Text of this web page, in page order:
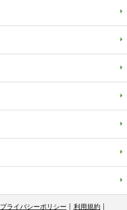
プライバシーポリシー 利用規約